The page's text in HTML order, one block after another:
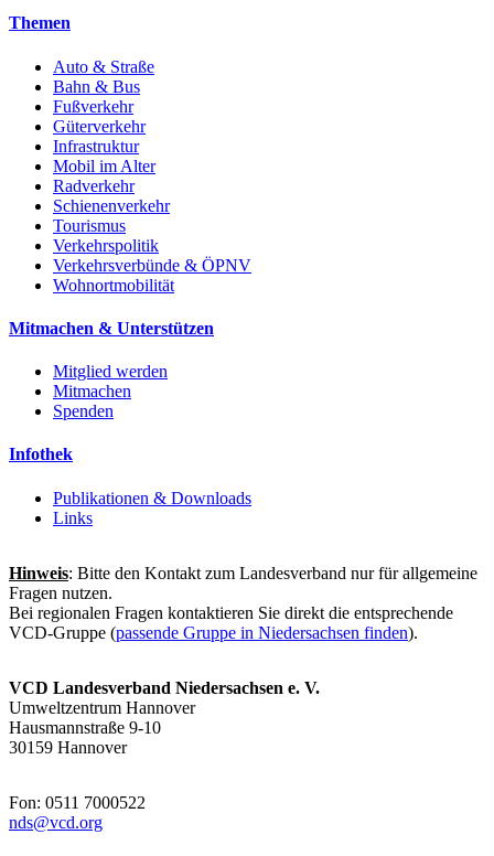
Themen
Auto & Straße
Bahn & Bus
Fußverkehr
Güterverkehr
Infrastruktur
Mobil im Alter
Radverkehr
Schienenverkehr
Tourismus
Verkehrspolitik
Verkehrsverbünde & ÖPNV
Wohnortmobilität
Mitmachen & Unterstützen
Mitglied werden
Mitmachen
Spenden
Infothek
Publikationen & Downloads
Links
Hinweis: Bitte den Kontakt zum Landesverband nur für allgemeine
Fragen nutzen.
Bei regionalen Fragen kontaktieren Sie direkt die entsprechende
VCD-Gruppe (passende Gruppe in Niedersachsen finden).
VCD Landesverband Niedersachsen e. V.
Umweltzentrum Hannover
Hausmannstraße 9-10
30159 Hannover
Fon: 0511 7000522
nds@vcd.org